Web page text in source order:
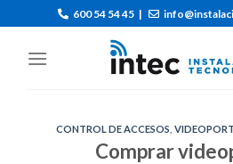
600 54 54 45 |
CONTROL DE ACCESOS
Comprar